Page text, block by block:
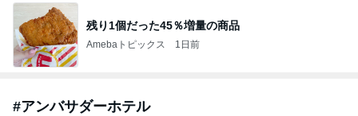
残り1個だった45％増量の商品
Amebaトピックス 1日前
#アンバサダーホテル